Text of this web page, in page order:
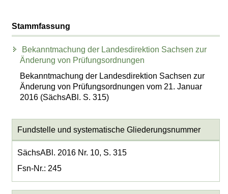
Stammfassung
Bekanntmachung der Landesdirektion Sachsen zur
Änderung von Prüfungsordnungen
Bekanntmachung der Landesdirektion Sachsen zur
Änderung von Prüfungsordnungen vom 21. Januar
2016 (SächsABl. S. 315)
Fundstelle und systematische Gliederungsnummer
SächsABl. 2016 Nr. 10, S. 315
Fsn-Nr.: 245